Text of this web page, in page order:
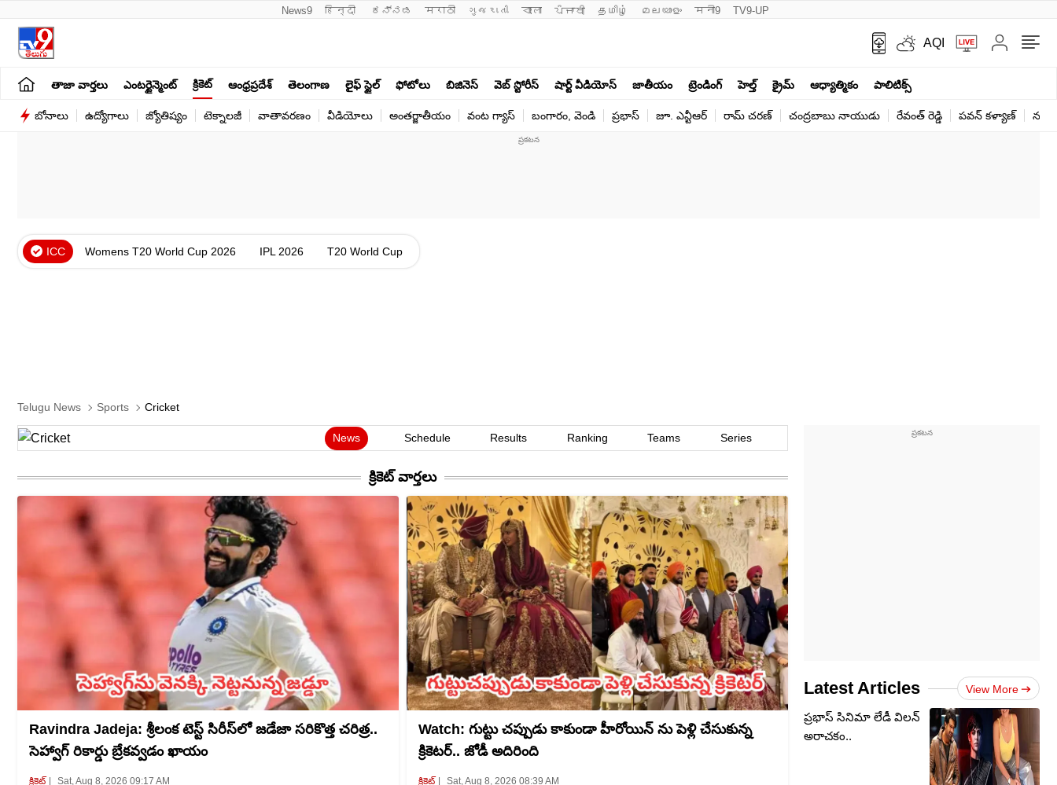
News9 हिन्दी ಕನ್ನಡ मराठी ગુજરાતી বাংলা ਪੰਜਾਬੀ தமிழ் മലയാളം मनी9 TV9-UP
AQI
తాజా వార్తలు ఎంటర్టైన్మెంట్ క్రికెట్ ఆంధ్రప్రదేశ్ తెలంగాణ లైఫ్ స్టైల్ ఫోటోలు బిజినెస్ వెబ్ స్టోరీస్ షార్ట్ వీడియోస్ జాతీయం ట్రెండింగ్ హెల్త్‌ క్రైమ్ ఆధ్యాత్మికం పాలిటిక్స్‌
బోనాలు ఉద్యోగాలు జ్యోతిష్యం టెక్నాలజీ వాతావరణం వీడియోలు అంతర్జాతీయం వంట గ్యాస్ బంగారం, వెండి ప్రభాస్ జూ. ఎన్టీఆర్ రామ్ చ‌ర‌ణ్‌ చంద్రబాబు నాయుడు రేవంత్ రెడ్డి పవన్ కళ్యాణ్
ICC Womens T20 World Cup 2026 IPL 2026 T20 World Cup
Telugu News Sports Cricket
News Schedule Results Ranking Teams Series
క్రికెట్ వార్తలు
Ravindra Jadeja: శ్రీలంక టెస్ట్ సిరీస్‌లో జడేజా సరికొత్త చరిత్ర..
సెహ్వాగ్ రికార్డు బ్రేకవ్వడం ఖాయం
క్రికెట్‌ Sat, Aug 8, 2026 09:17 AM
Watch: గుట్టు చప్పుడు కాకుండా హీరోయిన్ ను పెళ్లి చేసుకున్న
క్రికెటర్.. జోడీ అదిరింది
క్రికెట్‌ Sat, Aug 8, 2026 08:39 AM
Latest Articles View More
ప్రభాస్ సినిమా లేడీ విలన్
అరాచకం..